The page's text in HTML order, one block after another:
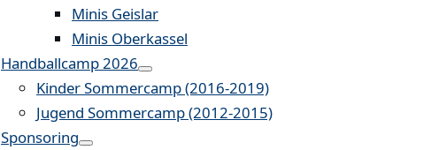
Minis Geislar
Minis Oberkassel
Handballcamp 2026
Kinder Sommercamp (2016-2019)
Jugend Sommercamp (2012-2015)
Sponsoring